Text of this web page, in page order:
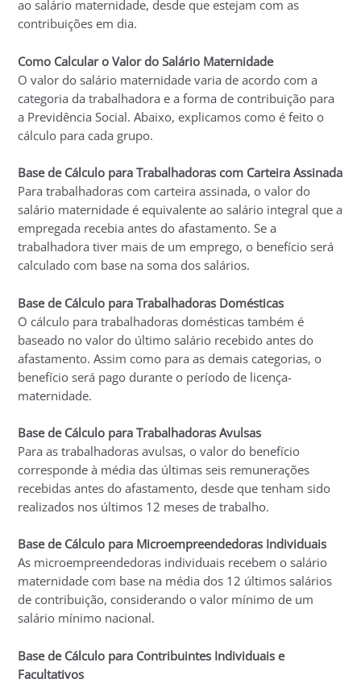
ao salário maternidade, desde que estejam com as
contribuições em dia.
Como Calcular o Valor do Salário Maternidade
O valor do salário maternidade varia de acordo com a
categoria da trabalhadora e a forma de contribuição para
a Previdência Social. Abaixo, explicamos como é feito o
cálculo para cada grupo.
Base de Cálculo para Trabalhadoras com Carteira Assinada
Para trabalhadoras com carteira assinada, o valor do
salário maternidade é equivalente ao salário integral que a
empregada recebia antes do afastamento. Se a
trabalhadora tiver mais de um emprego, o benefício será
calculado com base na soma dos salários.
Base de Cálculo para Trabalhadoras Domésticas
O cálculo para trabalhadoras domésticas também é
baseado no valor do último salário recebido antes do
afastamento. Assim como para as demais categorias, o
benefício será pago durante o período de licença-
maternidade.
Base de Cálculo para Trabalhadoras Avulsas
Para as trabalhadoras avulsas, o valor do benefício
corresponde à média das últimas seis remunerações
recebidas antes do afastamento, desde que tenham sido
realizados nos últimos 12 meses de trabalho.
Base de Cálculo para Microempreendedoras Individuais
As microempreendedoras individuais recebem o salário
maternidade com base na média dos 12 últimos salários
de contribuição, considerando o valor mínimo de um
salário mínimo nacional.
Base de Cálculo para Contribuintes Individuais e
Facultativos